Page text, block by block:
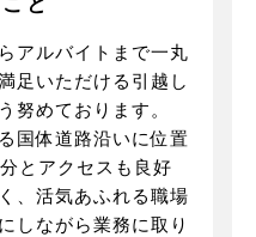
アルバイトまで一丸
足いただける引越し
努めております。
国体道路沿いに位置
とアクセスも良好
、活気あふれる職場
しながら業務に取り